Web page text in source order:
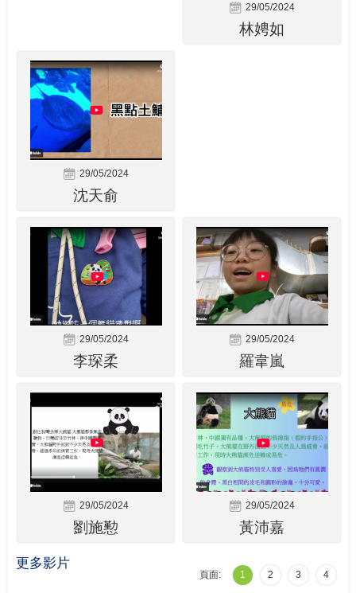
29/05/2024
林娉如
29/05/2024
沈天俞
29/05/2024
李琛柔
29/05/2024
羅韋嵐
29/05/2024
劉施懃
29/05/2024
黃沛嘉
頁面: 1 2 3 4
更多影片